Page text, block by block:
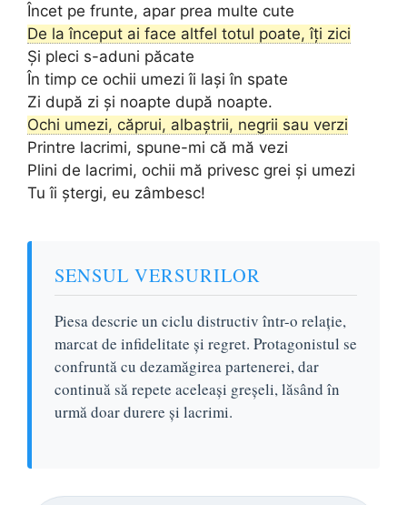
Încet pe frunte, apar prea multe cute
De la început ai face altfel totul poate, îți zici
Și pleci s-aduni păcate
În timp ce ochii umezi îi lași în spate
Zi după zi și noapte după noapte.
Ochi umezi, căprui, albaștrii, negrii sau verzi
Printre lacrimi, spune-mi că mă vezi
Plini de lacrimi, ochii mă privesc grei și umezi
Tu îi ștergi, eu zâmbesc!
SENSUL VERSURILOR
Piesa descrie un ciclu distructiv într-o relație,
marcat de infidelitate și regret. Protagonistul se
confruntă cu dezamăgirea partenerei, dar
continuă să repete aceleași greșeli, lăsând în
urmă doar durere și lacrimi.